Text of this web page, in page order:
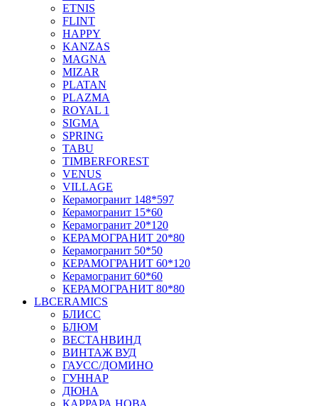
ETNIS
FLINT
HAPPY
KANZAS
MAGNA
MIZAR
PLATAN
PLAZMA
ROYAL 1
SIGMA
SPRING
TABU
TIMBERFOREST
VENUS
VILLAGE
Керамогранит 148*597
Керамогранит 15*60
Керамогранит 20*120
КЕРАМОГРАНИТ 20*80
Керамогранит 50*50
КЕРАМОГРАНИТ 60*120
Керамогранит 60*60
КЕРАМОГРАНИТ 80*80
LBCERAMICS
БЛИСС
БЛЮМ
ВЕСТАНВИНД
ВИНТАЖ ВУД
ГАУСС/ДОМИНО
ГУННАР
ДЮНА
КАРРАРА НОВА